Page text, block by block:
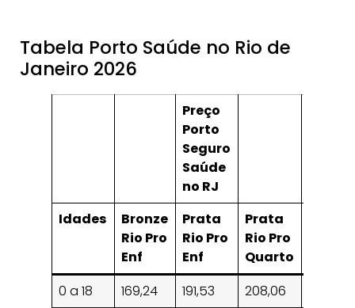
Tabela Porto Saúde no Rio de
Janeiro 2026
Preço
Porto
Seguro
Saúde
no RJ
Idades
Bronze
Rio Pro
Enf
Prata
Rio Pro
Enf
Prata
Rio Pro
Quarto
0 a 18
169,24 191,53 208,06